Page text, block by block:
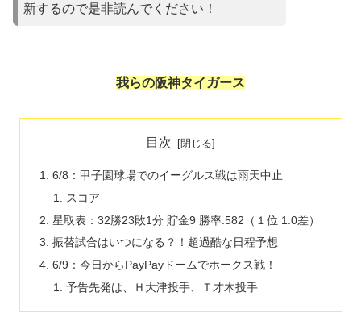
新するので是非読んでください！
我らの阪神タイガース
目次
6/8：甲子園球場でのイーグルス戦は雨天中止
スコア
星取表：32勝23敗1分 貯金9 勝率.582（１位 1.0差）
振替試合はいつになる？！超過酷な日程予想
6/9：今日からPayPayドームでホークス戦！
予告先発は、Ｈ大津投手、Ｔ才木投手